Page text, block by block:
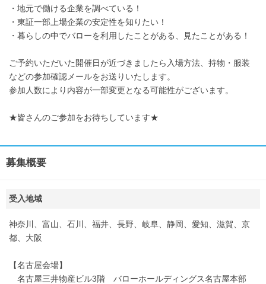
・地元で働ける企業を調べている！
・東証一部上場企業の安定性を知りたい！
・暮らしの中でバローを利用したことがある、見たことがある！
ご予約いただいた開催日が近づきましたら入場方法、持物・服装
などの参加確認メールをお送りいたします。
参加人数により内容が一部変更となる可能性がございます。
★皆さんのご参加をお待ちしています★
募集概要
受入地域
神奈川、富山、石川、福井、長野、岐阜、静岡、愛知、滋賀、京
都、大阪
【名古屋会場】
名古屋三井物産ビル3階 バローホールディングス名古屋本部